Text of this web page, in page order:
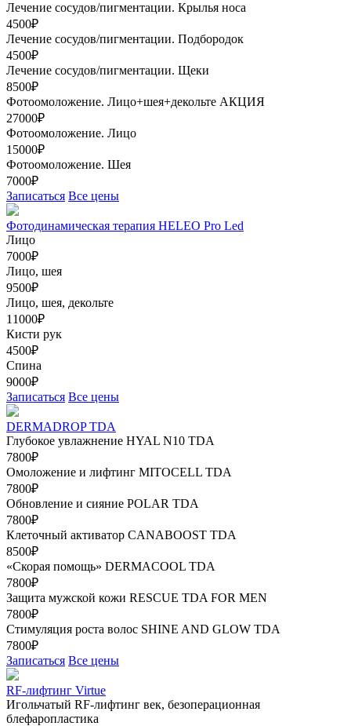
Лечение сосудов/пигментации. Крылья носа
4500₽
Лечение сосудов/пигментации. Подбородок
4500₽
Лечение сосудов/пигментации. Щеки
8500₽
Фотоомоложение. Лицо+шея+декольте АКЦИЯ
27000₽
Фотоомоложение. Лицо
15000₽
Фотоомоложение. Шея
7000₽
Записаться Все цены
Фотодинамическая терапия HELEO Pro Led
Лицо
7000₽
Лицо, шея
9500₽
Лицо, шея, декольте
11000₽
Кисти рук
4500₽
Спина
9000₽
Записаться Все цены
DERMADROP TDA
Глубокое увлажнение HYAL N10 TDA
7800₽
Омоложение и лифтинг MITOCELL TDA
7800₽
Обновление и сияние POLAR TDA
7800₽
Клеточный активатор CANABOOST TDA
8500₽
«Скорая помощь» DERMACOOL TDA
7800₽
Защита мужской кожи RESCUE TDA FOR MEN
7800₽
Стимуляция роста волос SHINE AND GLOW TDA
7800₽
Записаться Все цены
RF-лифтинг Virtue
Игольчатый RF-лифтинг век, безоперационная
блефаропластика